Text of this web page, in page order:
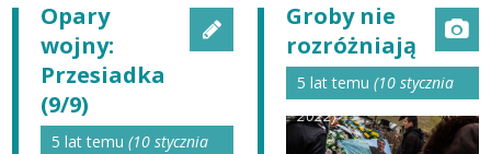
Opary
wojny:
Przesiadka
(9/9)
5 lat temu(10 stycznia
Groby nie
rozróżniają
5 lat temu (10 stycznia
2022)